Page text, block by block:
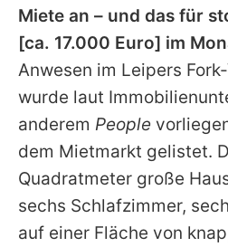
Jobs
App
Team
Redaktionelle
Miete an – und das für
[ca. 17.000 Euro] im
Anwesen im Leipers
wurde laut
anderem People
dem Mietmarkt gelistet.
Quadratmeter große
sechs Schlafzimmer,
auf einer Fläche von